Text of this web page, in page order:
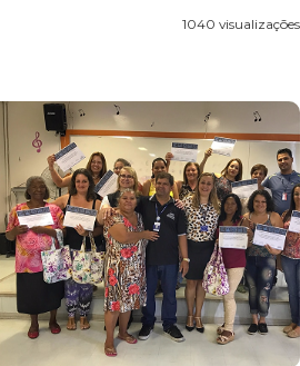
1040 visualizações